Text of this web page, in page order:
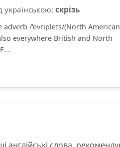
українською: скрізь
adverb /ˈevripleɪs/(North American
everywhere British and North